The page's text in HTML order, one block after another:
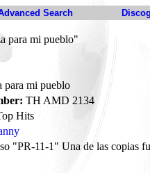
Search
para mi pueblo"
para mi pueblo
TH AMD 2134
Hits
"PR-11-1" Una de las copias